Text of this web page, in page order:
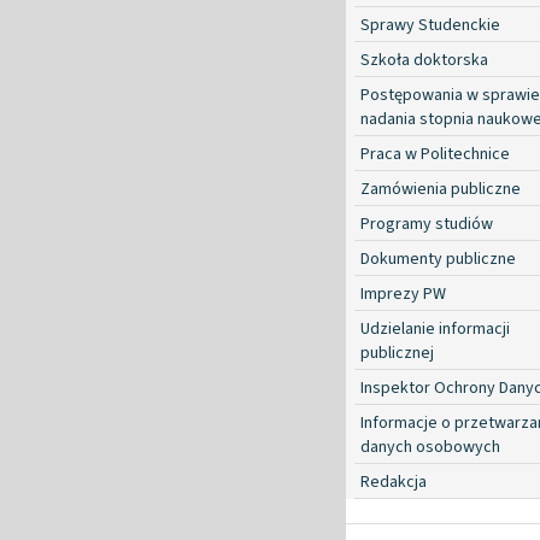
Sprawy Studenckie
Szkoła doktorska
Postępowania w sprawie
nadania stopnia
Praca w Politechnice
Zamówienia publiczne
Programy studiów
Dokumenty publiczne
Imprezy PW
Udzielanie informacji
publicznej
Inspektor Ochrony
Informacje o
danych osobowych
Redakcja